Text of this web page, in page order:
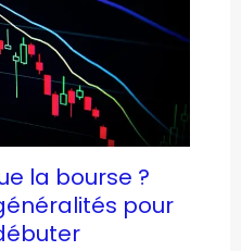
la bourse ?
pour